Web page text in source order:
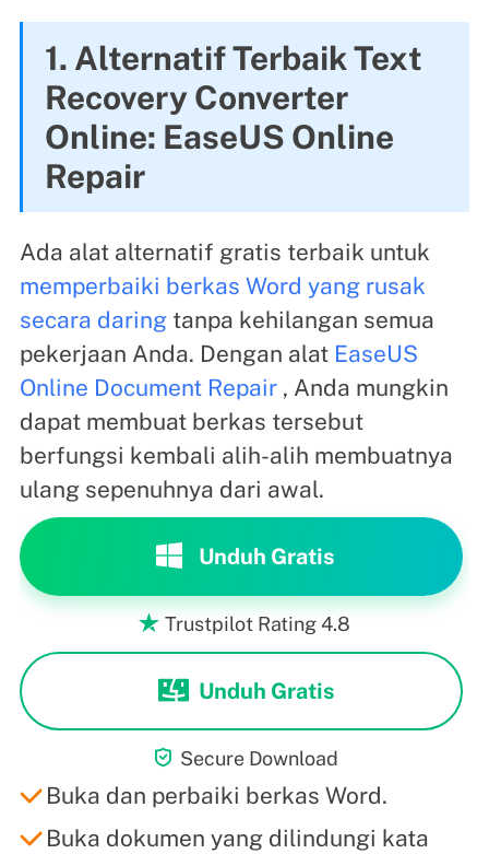
1. Alternatif Terbaik Text
Recovery Converter
Online: EaseUS Online
Repair
Ada alat alternatif gratis terbaik untuk
memperbaiki berkas Word yang rusak
secara daringtanpa kehilangan semua
pekerjaan Anda. Dengan alat EaseUS
Online Document Repair, Anda mungkin
dapat membuat berkas tersebut
berfungsi kembali alih-alih membuatnya
ulang sepenuhnya dari awal.
Unduh Gratis
 Trustpilot Rating 4.8
Unduh Gratis
 Secure Download
Buka dan perbaiki berkas Word.
Buka dokumen yang dilindungi kata